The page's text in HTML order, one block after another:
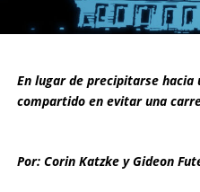
En lugar de precipitarse hacia
compartido en evitar una
Por: Corin Katzke y Gideon